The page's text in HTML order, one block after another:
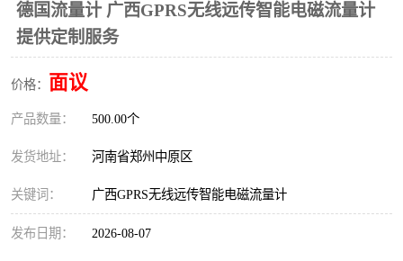
德国流量计 广西GPRS无线远传智能电磁流量计
提供定制服务
价格： 面议
产品数量： 500.00个
发货地址： 河南省郑州中原区
关键词： 广西GPRS无线远传智能电磁流量计
发布日期： 2026-08-07